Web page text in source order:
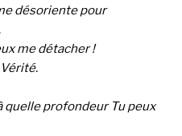
désoriente pour
me détacher !
quelle profondeur Tu peux